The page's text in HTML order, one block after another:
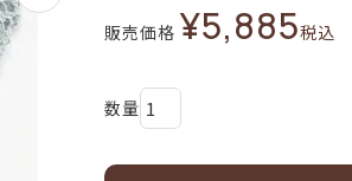
販売価格 ¥5,885税込